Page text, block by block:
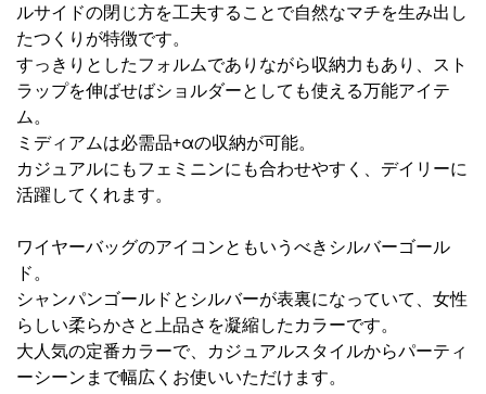
ルサイドの閉じ方を工夫することで自然なマチを生み出し
たつくりが特徴です。
すっきりとしたフォルムでありながら収納力もあり、スト
ラップを伸ばせばショルダーとしても使える万能アイテ
ム。
ミディアムは必需品+αの収納が可能。
カジュアルにもフェミニンにも合わせやすく、デイリーに
活躍してくれます。
ワイヤーバッグのアイコンともいうべきシルバーゴール
ド。
シャンパンゴールドとシルバーが表裏になっていて、女性
らしい柔らかさと上品さを凝縮したカラーです。
大人気の定番カラーで、カジュアルスタイルからパーティ
ーシーンまで幅広くお使いいただけます。